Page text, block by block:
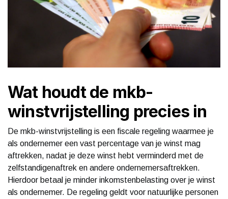
Wat houdt de mkb-
winstvrijstelling precies in
De mkb-winstvrijstelling is een fiscale regeling waarmee je
als ondernemer een vast percentage van je winst mag
aftrekken, nadat je deze winst hebt verminderd met de
zelfstandigenaftrek en andere ondernemersaftrekken.
Hierdoor betaal je minder inkomstenbelasting over je winst
als ondernemer. De regeling geldt voor natuurlijke personen